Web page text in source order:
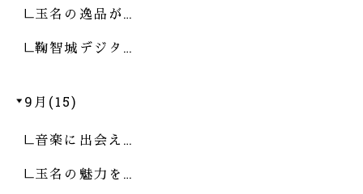
玉名の逸品が…
鞠智城デジタ…
9月(15)
音楽に出会え…
玉名の魅力を…